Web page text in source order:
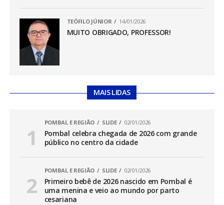
TEÓFILO JÚNIOR 14/01/2026
MUITO OBRIGADO, PROFESSOR!
MAIS LIDAS
POMBAL E REGIÃO SLIDE 02/01/2026
Pombal celebra chegada de 2026 com grande
público no centro da cidade
POMBAL E REGIÃO SLIDE 02/01/2026
Primeiro bebê de 2026 nascido em Pombal é
uma menina e veio ao mundo por parto
cesariana